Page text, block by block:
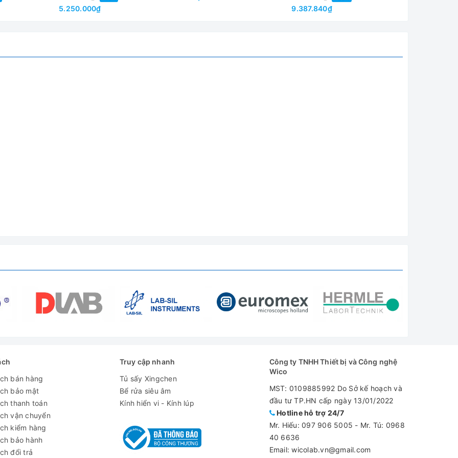
ti vi), cổng kết nối USB (kết nối máy tính)
phân giải cao)
5.250.000₫ 9.387.840₫
bán hàng
bảo mật
thanh toán
vận chuyển
kiểm hàng
bảo hành
đổi trả
Truy cập nhanh
Tủ sấy Xingchen
Bể rửa siêu âm
Kính hiển vi - Kính lúp
Công ty TNHH Thiết bị và Công nghệ
Wico
MST: 0109885992 Do Sở kế hoạch và
đầu tư TP.HN cấp ngày 13/01/2022
Hotline hỗ trợ 24/7
Mr. Hiếu: 097 906 5005 - Mr. Tú: 0968
40 6636
Email: wicolab.vn@gmail.com